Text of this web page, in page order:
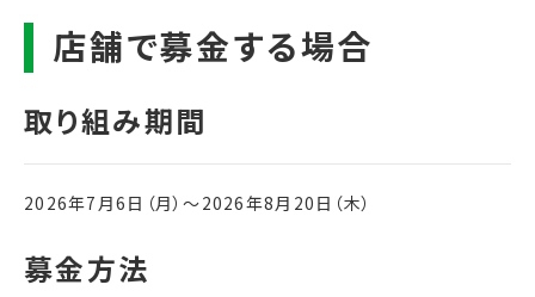
2026年7月6日（月）〜2026年8月20日（木）